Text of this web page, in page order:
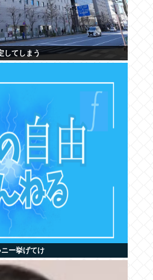
してしまう
ー挙げてけ